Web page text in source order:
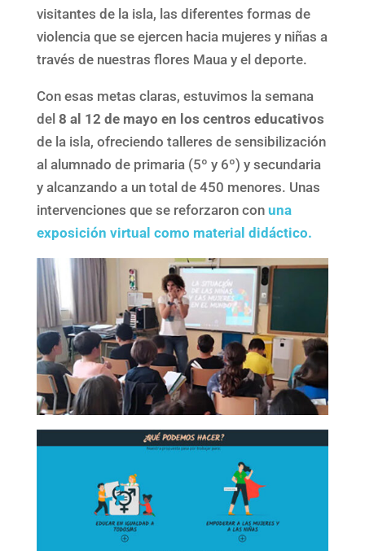
visitantes de la isla, las diferentes formas de
violencia que se ejercen hacia mujeres y niñas a
través de nuestras flores Maua y el deporte.
Con esas metas claras, estuvimos la semana
del8 al 12 de mayo en los centros educativos
de la isla, ofreciendo talleres de sensibilización
al alumnado de primaria (5º y 6º) y secundaria
y alcanzando a un total de 450 menores. Unas
intervenciones que se reforzaron con una
exposición virtual como material didáctico.